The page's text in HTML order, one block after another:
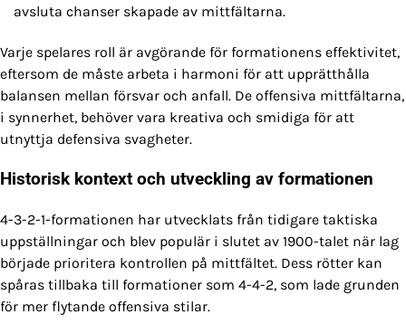
avsluta chanser skapade av mittfältarna.
Varje spelares roll är avgörande för formationens effektivitet,
eftersom de måste arbeta i harmoni för att upprätthålla
balansen mellan försvar och anfall. De offensiva mittfältarna,
i synnerhet, behöver vara kreativa och smidiga för att
utnyttja defensiva svagheter.
Historisk kontext och utveckling av formationen
4-3-2-1-formationen har utvecklats från tidigare taktiska
uppställningar och blev populär i slutet av 1900-talet när lag
började prioritera kontrollen på mittfältet. Dess rötter kan
spåras tillbaka till formationer som 4-4-2, som lade grunden
för mer flytande offensiva stilar.